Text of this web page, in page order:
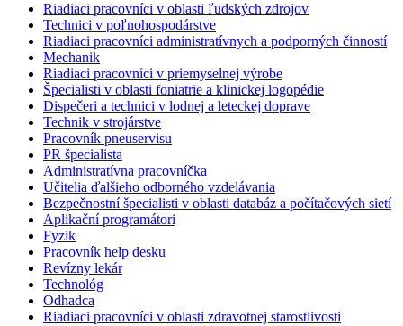
Riadiaci pracovníci v oblasti ľudských zdrojov
Technici v poľnohospodárstve
Riadiaci pracovníci administratívnych a podporných činností
Mechanik
Riadiaci pracovníci v priemyselnej výrobe
Špecialisti v oblasti foniatrie a klinickej logopédie
Dispečeri a technici v lodnej a leteckej doprave
Technik v strojárstve
Pracovník pneuservisu
PR špecialista
Administratívna pracovníčka
Učitelia ďalšieho odborného vzdelávania
Bezpečnostní špecialisti v oblasti databáz a počítačových sietí
Aplikační programátori
Fyzik
Pracovník help desku
Revízny lekár
Technológ
Odhadca
Riadiaci pracovníci v oblasti zdravotnej starostlivosti